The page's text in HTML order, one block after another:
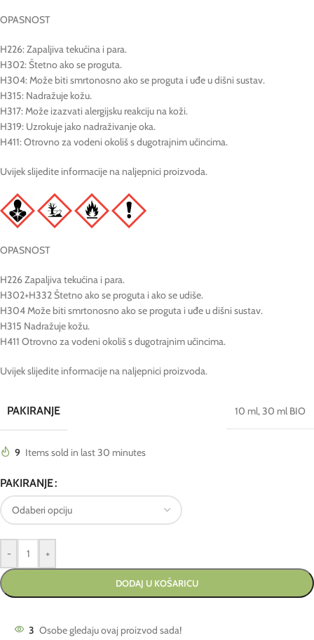
OPASNOST
H226: Zapaljiva tekućina i para.
H302: Štetno ako se proguta.
H304: Može biti smrtonosno ako se proguta i uđe u dišni sustav.
H315: Nadražuje kožu.
H317: Može izazvati alergijsku reakciju na koži.
H319: Uzrokuje jako nadraživanje oka.
H411: Otrovno za vodeni okoliš s dugotrajnim učincima.
Uvijek slijedite informacije na naljepnici proizvoda.
OPASNOST
H226 Zapaljiva tekućina i para.
H302+H332 Štetno ako se proguta i ako se udiše.
H304 Može biti smrtonosno ako se proguta i uđe u dišni sustav.
H315 Nadražuje kožu.
H411 Otrovno za vodeni okoliš s dugotrajnim učincima.
Uvijek slijedite informacije na naljepnici proizvoda.
PAKIRANJE 10 ml,30 ml BIO
9 Items sold in last 30 minutes
PAKIRANJE
- +
DODAJ U KOŠARICU
3 Osobe gledaju ovaj proizvod sada!